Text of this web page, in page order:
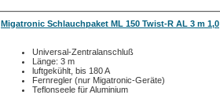
Migatronic Schlauchpaket ML 150 Twist-R AL 3 m 1,0
Universal-Zentralanschluß
Länge: 3 m
luftgekühlt, bis 180 A
Fernregler (nur Migatronic-Geräte)
Teflonseele für Aluminium